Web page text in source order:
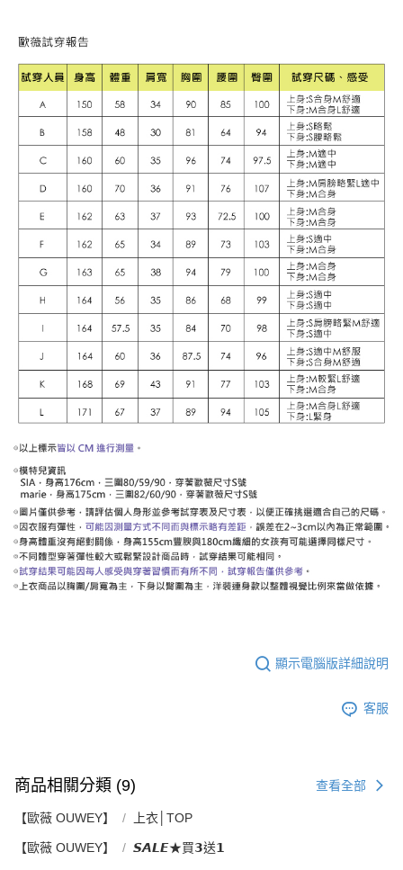
顯示電腦版詳細說明
客服
商品相關分類 (9) 查看全部
【歐薇 OUWEY】 上衣│TOP
【歐薇 OUWEY】 𝙎𝘼𝙇𝙀★買𝟯送𝟭